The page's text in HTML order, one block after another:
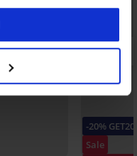
-20% GET20
Sale